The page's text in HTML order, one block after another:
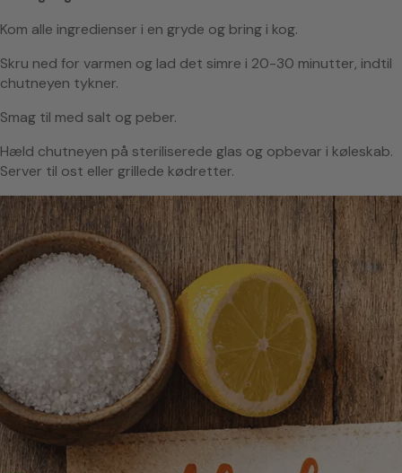
Kom alle ingredienser i en gryde og bring i kog.
Skru ned for varmen og lad det simre i 20-30 minutter, indtil
chutneyen tykner.
Smag til med salt og peber.
Hæld chutneyen på steriliserede glas og opbevar i køleskab.
Server til ost eller grillede kødretter.